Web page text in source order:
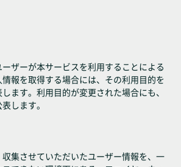
ザーが本サービスを利用することによる
報を取得する場合には、その利用目的を
ます。利用目的が変更された場合にも、
します。
集させていただいたユーザー情報を、一